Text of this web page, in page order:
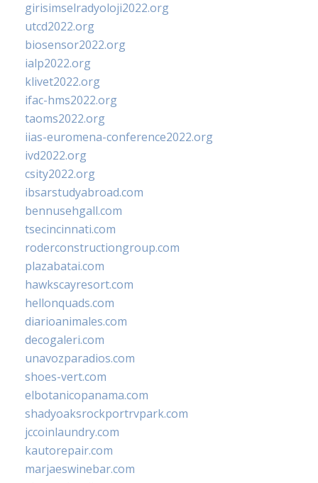
girisimselradyoloji2022.org
utcd2022.org
biosensor2022.org
ialp2022.org
klivet2022.org
ifac-hms2022.org
taoms2022.org
iias-euromena-conference2022.org
ivd2022.org
csity2022.org
ibsarstudyabroad.com
bennusehgall.com
tsecincinnati.com
roderconstructiongroup.com
plazabatai.com
hawkscayresort.com
hellonquads.com
diarioanimales.com
decogaleri.com
unavozparadios.com
shoes-vert.com
elbotanicopanama.com
shadyoaksrockportrvpark.com
jccoinlaundry.com
kautorepair.com
marjaeswinebar.com